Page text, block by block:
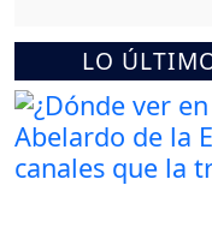
LO